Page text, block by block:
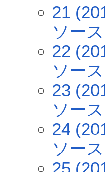
21
ソース
22
ソース
23
ソース
24
ソース
25